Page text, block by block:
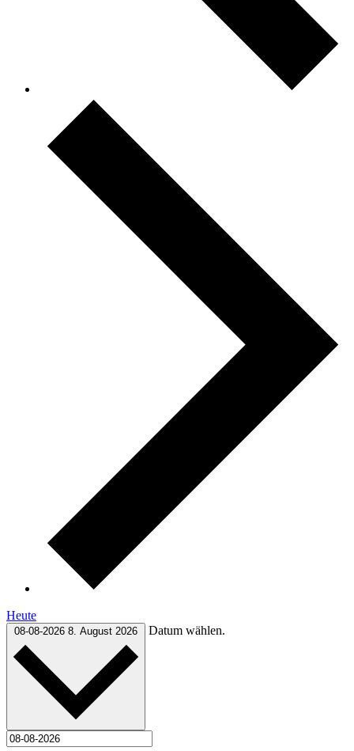
Heute
08-08-2026 8. August 2026 Datum wählen.